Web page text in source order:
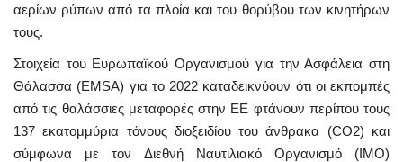
αερίων ρύπων από τα πλοία και του θορύβου των κινητήρων
τους.
Στοιχεία του Ευρωπαϊκού Οργανισμού για την Ασφάλεια στη
Θάλασσα (EMSA) για το 2022 καταδεικνύουν ότι οι εκπομπές
από τις θαλάσσιες μεταφορές στην ΕΕ φτάνουν περίπου τους
137 εκατομμύρια τόνους διοξειδίου του άνθρακα (CO2) και
σύμφωνα με τον Διεθνή Ναυτιλιακό Οργανισμό (IMO)